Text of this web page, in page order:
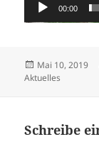
00:00
Veröffentlicht
am
Mai 10, 2019
Aktuelles
Schreibe